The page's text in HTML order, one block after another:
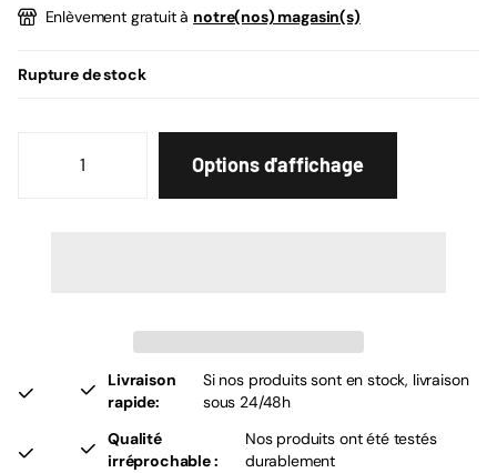
Enlèvement gratuit à notre(nos) magasin(s)
Rupture de stock
Options d'affichage
Livraison
rapide:
Si nos produits sont en stock, livraison
sous 24/48h
Qualité
irréprochable :
Nos produits ont été testés
durablement